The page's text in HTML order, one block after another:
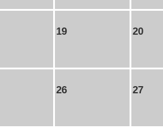
19 20
26 27